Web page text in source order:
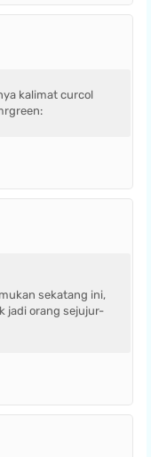
kalimat curcol
sekatang ini,
jadi orang sejujur-